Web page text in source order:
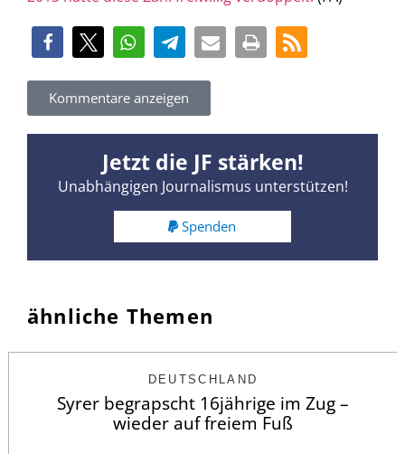
Kommentare anzeigen
Jetzt die JF stärken!
Unabhängigen Journalismus unterstützen!
Spenden
ähnliche Themen
DEUTSCHLAND
Syrer begrapscht 16jährige im Zug –
wieder auf freiem Fuß